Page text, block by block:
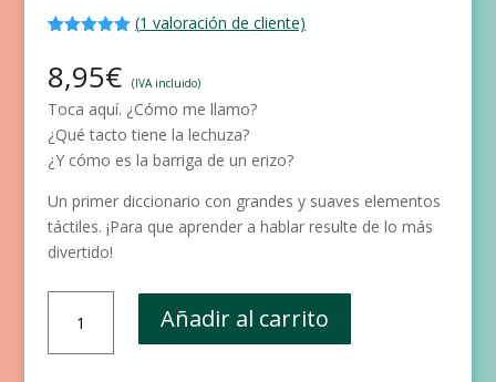
5 en base
valoración
de un
(1 valoración de cliente)
8,95€ (IVA incluido)
Toca aquí. ¿Cómo me llamo?
¿Qué tacto tiene la lechuza?
¿Y cómo es la barriga de un erizo?
Un primer diccionario con grandes y suaves elementos
táctiles. ¡Para que aprender a hablar resulte de lo más
divertido!
bosque
Añadir al carrito